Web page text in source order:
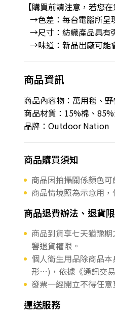
【購買前請注意，若您
→色差：每台電腦所呈
→尺寸：紡織產品具有
→味道：新品出廠可能
商品資訊
商品內容物：萬用毯、
商品材質：15%棉、
品牌：Outdoor Nation
商品購買須知
商品因拍攝關係顏色
商品情境照為示意用
商品退費辦法、退貨
商品到貨享七天猶豫
響退貨權限。
個人衛生用品除商品
形…)，依據《通訊交
發票一經開立不得任意
運送服務